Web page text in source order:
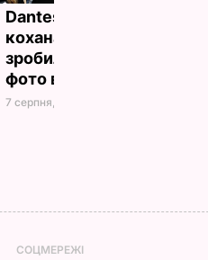
Dantes і його нова
кохана Неправда
зробили романтичне
фото в ліфті втрьох
7 серпня, 10.20
СОЦМЕРЕЖІ